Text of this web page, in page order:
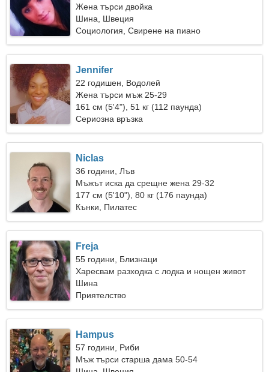
Жена търси двойка
Шина, Швеция
Социология, Свирене на пиано
Jennifer
22 годишен, Водолей
Жена търси мъж 25-29
161 см (5'4"), 51 кг (112 паунда)
Сериозна връзка
Niclas
36 години, Лъв
Мъжът иска да срещне жена 29-32
177 см (5'10"), 80 кг (176 паунда)
Кънки, Пилатес
Freja
55 години, Близнаци
Харесвам разходка с лодка и нощен живот
Шина
Приятелство
Hampus
57 години, Риби
Мъж търси старша дама 50-54